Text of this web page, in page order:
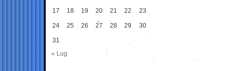
17 18 19 20 21 22 23
24 25 26 27 28 29 30
31
« Lug